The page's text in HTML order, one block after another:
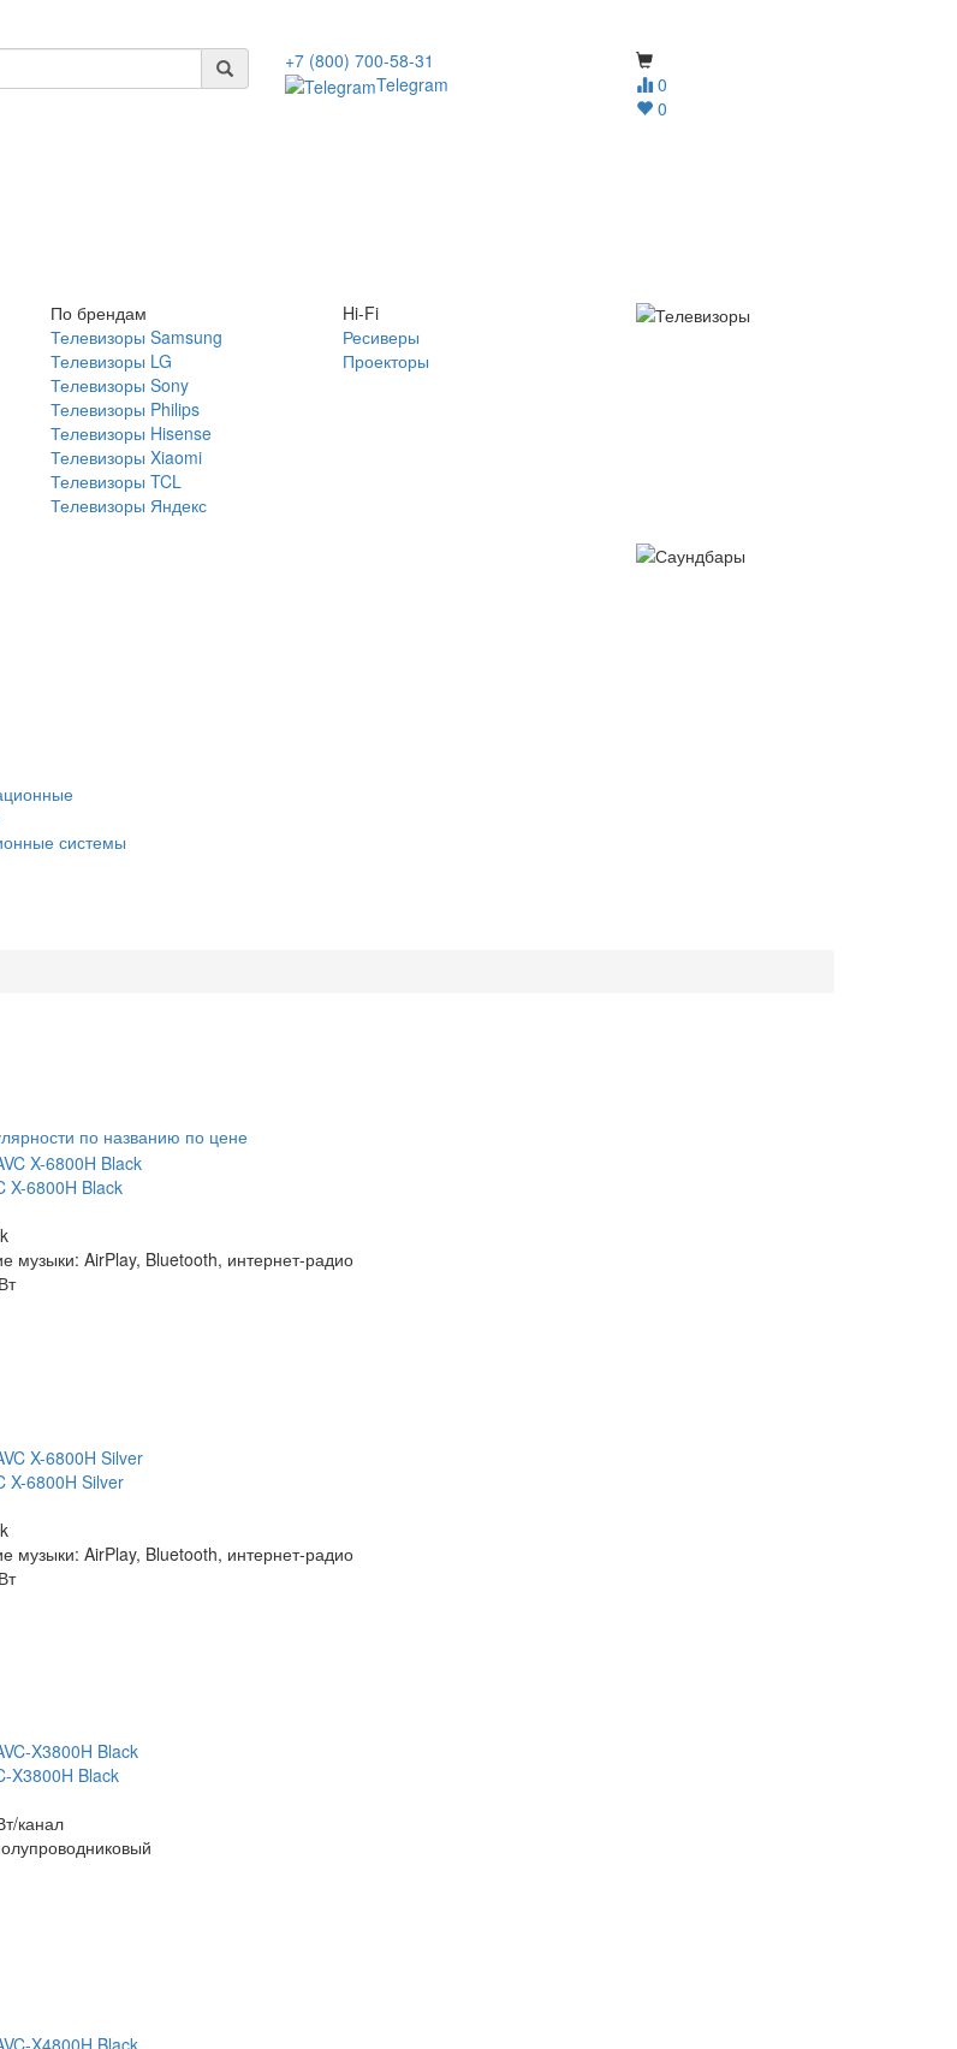
0
0
+7 (800) 700-58-31
Telegram
По брендам
Телевизоры Samsung
Телевизоры LG
Телевизоры Sony
Телевизоры Philips
Телевизоры Hisense
Телевизоры Xiaomi
Телевизоры TCL
Телевизоры Яндекс
Hi-Fi
Ресиверы
Проекторы
системы
по названию по цене
X-6800H Black
музыки: AirPlay, Bluetooth, интернет-радио
X-6800H Silver
музыки: AirPlay, Bluetooth, интернет-радио
X3800H Black
канал